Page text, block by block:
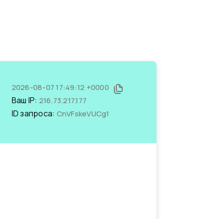
2026-08-07 17:49:12 +0000
Ваш IP: 216.73.217.177
ID запроса: CnVFskeVUCg1